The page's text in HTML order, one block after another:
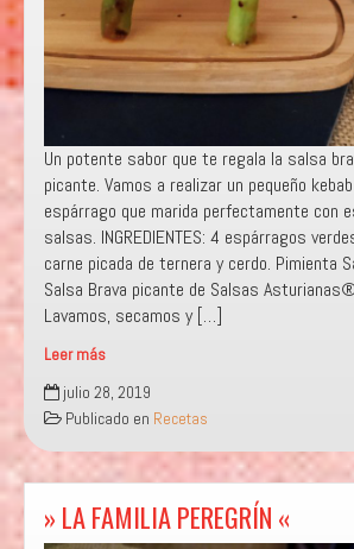
Un potente sabor que te regala la salsa
picante. Vamos a realizar un pequeño
espárrago que marida perfectamente con
salsas. INGREDIENTES: 4 espárragos
carne picada de ternera y cerdo. Pimienta
Salsa Brava picante de Salsas Asturianas®
Lavamos, secamos y […]
Leer más
«ESPÁRRAGOS
KEBAB»
julio 28, 2019
Publicado en Recetas
» LA FAMILIA PEREGRÍN «